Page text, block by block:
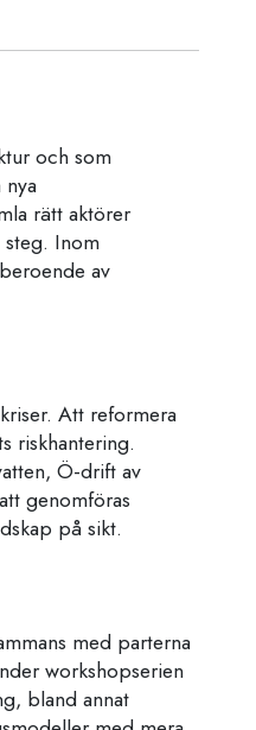
och som
rätt aktörer
Inom
av
Att reformera
riskhantering.
Ö-drift av
genomföras
på sikt.
med parterna
workshopserien
bland annat